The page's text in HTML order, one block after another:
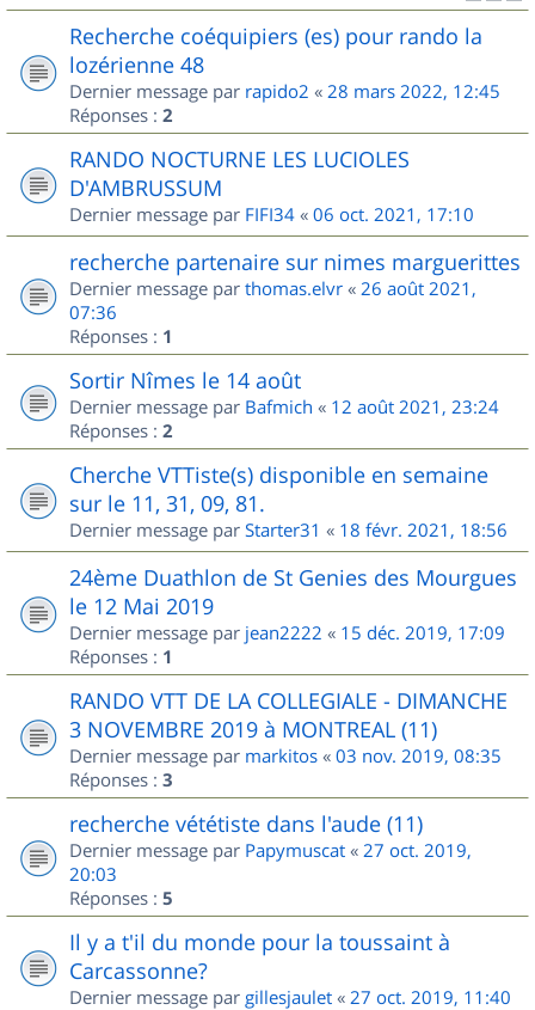
Recherche coéquipiers (es) pour rando la
lozérienne 48
Dernier message par rapido2 « 28 mars 2022, 12:45
Réponses : 2
RANDO NOCTURNE LES LUCIOLES
D'AMBRUSSUM
Dernier message par FIFI34 « 06 oct. 2021, 17:10
recherche partenaire sur nimes marguerittes
Dernier message par thomas.elvr « 26 août 2021,
07:36
Réponses : 1
Sortir Nîmes le 14 août
Dernier message par Bafmich « 12 août 2021, 23:24
Réponses : 2
Cherche VTTiste(s) disponible en semaine
sur le 11, 31, 09, 81.
Dernier message par Starter31 « 18 févr. 2021, 18:56
24ème Duathlon de St Genies des Mourgues
le 12 Mai 2019
Dernier message par jean2222 « 15 déc. 2019, 17:09
Réponses : 1
RANDO VTT DE LA COLLEGIALE - DIMANCHE
3 NOVEMBRE 2019 à MONTREAL (11)
Dernier message par markitos « 03 nov. 2019, 08:35
Réponses : 3
recherche vététiste dans l'aude (11)
Dernier message par Papymuscat « 27 oct. 2019,
20:03
Réponses : 5
Il y a t'il du monde pour la toussaint à
Carcassonne?
Dernier message par gillesjaulet « 27 oct. 2019, 11:40